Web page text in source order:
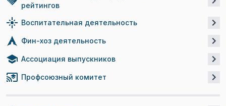
рейтингов
Воспитательная деятельность
Фин-хоз деятельность
Ассоциация выпускников
Профсоюзный комитет